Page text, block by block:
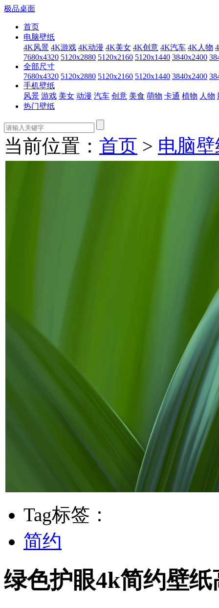
极品桌面
首页
电脑壁纸
4K风景 4K游戏 4K动漫 4K美女 4K创意 4K汽车 4K人物
7680x4320 5120x2880 5120x2160 5120x1440 3840x2400
全部尺寸
7680x4320 5120x2880 5120x2160 5120x1440 3840x2400
手机壁纸
风景 游戏 美女 动漫 汽车 创意 美食 萌物 卡通 植物 人物
热门壁纸
当前位置： 首页 > 电脑
Tag标签：
简约
绿色护眼4k简约壁纸